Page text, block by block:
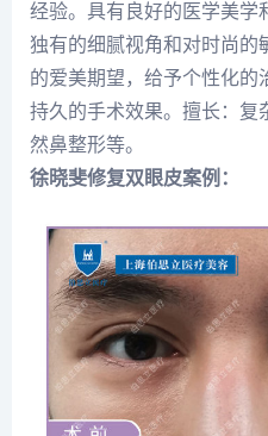
经验。具有良好的医学美学
独有的细腻视角和对时尚的
的爱美期望，给予个性化的
持久的手术效果。擅长：复
然鼻整形等。
徐晓斐修复双眼皮案例：